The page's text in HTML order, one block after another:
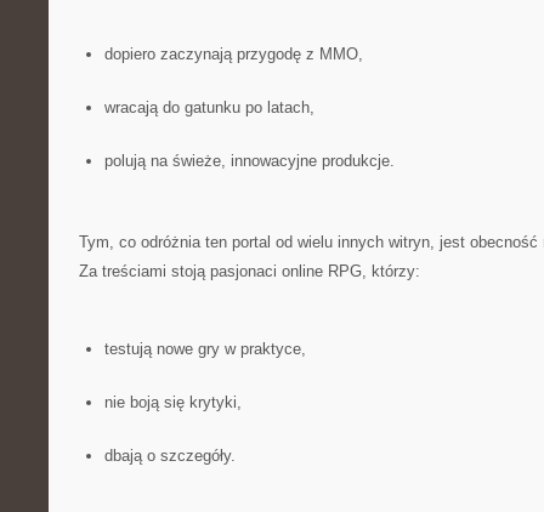
dopiero zaczynają przygodę z MMO,
wracają do gatunku po latach,
polują na świeże, innowacyjne produkcje.
Tym, co odróżnia ten portal od wielu innych witryn, jest obecność
Za treściami stoją pasjonaci online RPG, którzy:
testują nowe gry w praktyce,
nie boją się krytyki,
dbają o szczegóły.